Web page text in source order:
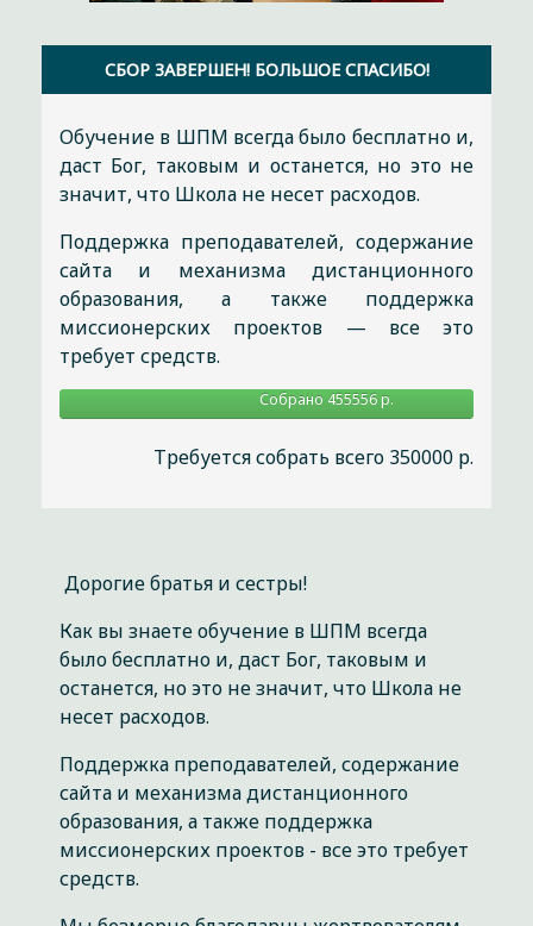
СБОР ЗАВЕРШЕН! БОЛЬШОЕ СПАСИБО!
Обучение в ШПМ всегда было бесплатно и,
даст Бог, таковым и останется, но это не
значит, что Школа не несет расходов.
Поддержка преподавателей, содержание
сайта и механизма дистанционного
образования, а также поддержка
миссионерских проектов — все это
требует средств.
Собрано 455556 р.
Требуется собрать всего 350000 р.
Дорогие братья и сестры!
Как вы знаете обучение в ШПМ всегда
было бесплатно и, даст Бог, таковым и
останется, но это не значит, что Школа не
несет расходов.
Поддержка преподавателей, содержание
сайта и механизма дистанционного
образования, а также поддержка
миссионерских проектов - все это требует
средств.